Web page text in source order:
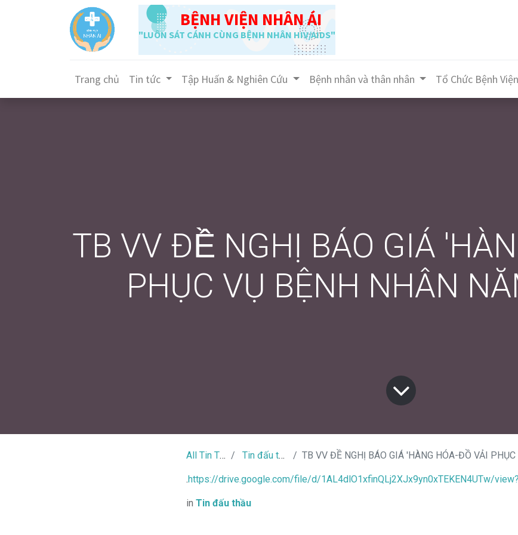
BỆNH VIỆN NHÂN ÁI
"LUÔN SÁT CÁNH CÙNG BỆNH NHÂN HIV/AIDS"
Trang chủ Tin tức Tập Huấn & Nghiên Cứu Bệnh nhân và thân nhân Tổ Chức Bệnh Viện
TB VV ĐỀ NGHỊ BÁO GIÁ
PHỤC VỤ BỆNH NHÂN
All Tin Tức Tin đấu thầu TB VV ĐỀ NGHỊ BÁO GIÁ 'HÀNG HÓA-ĐỒ VẢI PHỤC VỤ
.https://drive.google.com/file/d/1AL4dlO1xfinQLj2XJx9yn0xTEKEN4UTw/
in Tin đấu thầu